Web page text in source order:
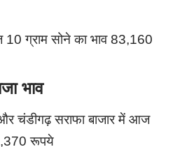
ग्राम सोने का भाव 83,160
भाव
चंडीगढ़ सराफा बाजार में आज
रूपये